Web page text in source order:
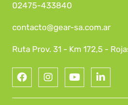
02475-433840
contacto@gear-sa.com.ar
Ruta Prov. 31 - Km 172,5 -